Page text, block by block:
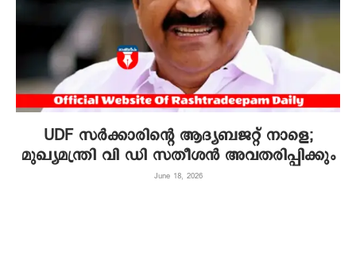
UDF സർക്കാരിന്റെ ആദ്യബജറ്റ് നാളെ;
മുഖ്യമന്ത്രി വി ഡി സതീശൻ അവതരിപ്പിക്കും
June 18, 2026